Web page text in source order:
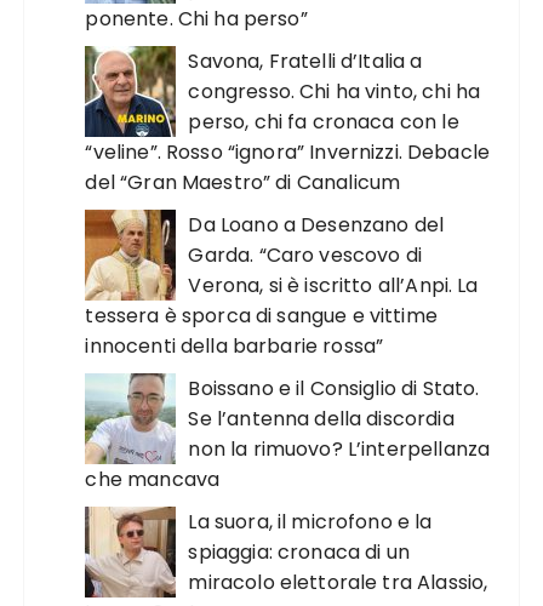
ponente. Chi ha perso”
Savona, Fratelli d’Italia a
congresso. Chi ha vinto, chi ha
perso, chi fa cronaca con le
“veline”. Rosso “ignora” Invernizzi. Debacle
del “Gran Maestro” di Canalicum
Da Loano a Desenzano del
Garda. “Caro vescovo di
Verona, si è iscritto all’Anpi. La
tessera è sporca di sangue e vittime
innocenti della barbarie rossa”
Boissano e il Consiglio di Stato.
Se l’antenna della discordia
non la rimuovo? L’interpellanza
che mancava
La suora, il microfono e la
spiaggia: cronaca di un
miracolo elettorale tra Alassio,